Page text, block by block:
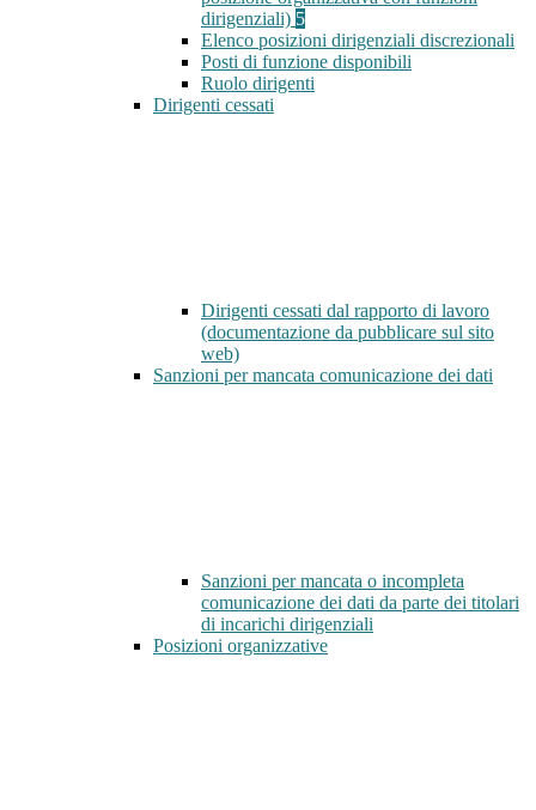
dirigenziali) 5
Elenco posizioni dirigenziali discrezionali
Posti di funzione disponibili
Ruolo dirigenti
Dirigenti cessati
Dirigenti cessati dal rapporto di lavoro
(documentazione da pubblicare sul sito
web)
Sanzioni per mancata comunicazione dei dati
Sanzioni per mancata o incompleta
comunicazione dei dati da parte dei titolari
di incarichi dirigenziali
Posizioni organizzative